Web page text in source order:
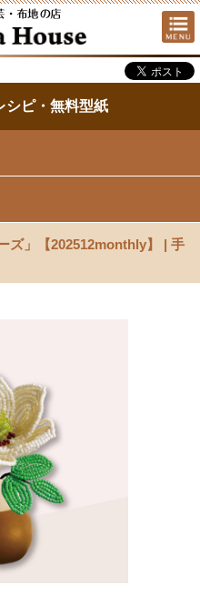
シピ・無料型紙
ズ」【202512monthly】 | 手